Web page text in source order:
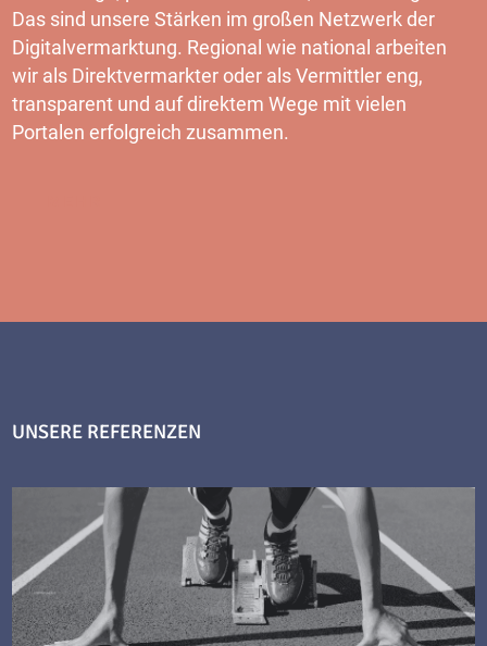
Das sind unsere Stärken im großen Netzwerk der
Digitalvermarktung. Regional wie national arbeiten
wir als Direktvermarkter oder als Vermittler eng,
transparent und auf direktem Wege mit vielen
Portalen erfolgreich zusammen.
UNSERE REFERENZEN